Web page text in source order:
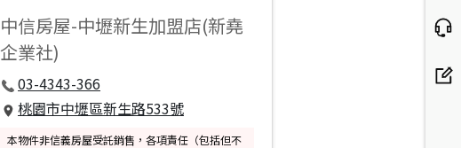
中信房屋-中壢新生加盟店(新堯
企業社)
03-4343-366
桃園市中壢區新生路533號
本物件非信義房屋受託銷售，各項責任（包括但不